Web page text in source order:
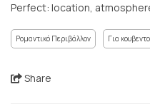
Perfect: location,
Ρομαντικό Περιβάλλον Για
Share